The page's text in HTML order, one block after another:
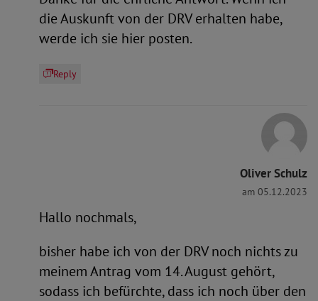
die Auskunft von der DRV erhalten habe,
werde ich sie hier posten.
Reply
Oliver Schulz
am 05.12.2023
Hallo nochmals,
bisher habe ich von der DRV noch nichts zu
meinem Antrag vom 14. August gehört,
sodass ich befürchte, dass ich noch über den